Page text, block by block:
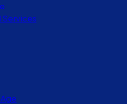
Services